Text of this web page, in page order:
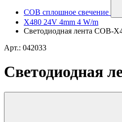
COB сплошное свечение
X480 24V 4mm 4 W/m
Светодиодная лента COB-
Арт.: 042033
Светодиодная